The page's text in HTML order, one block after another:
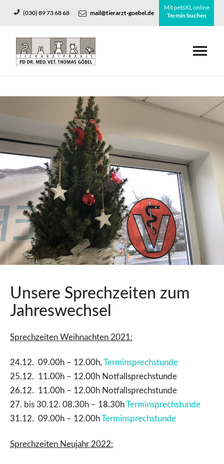
(030) 89 73 68 68 mail@tierarzt-goebel.de
Mit petsXL online
Termin buchen
Unsere Sprechzeiten zum
Jahreswechsel
Sprechzeiten Weihnachten 2021:
24.12. 09.00h – 12.00h, Terminsprechstunde
25.12. 11.00h – 12.00h Notfallsprechstunde
26.12. 11.00h – 12.00h Notfallsprechstunde
27. bis 30.12. 08.30h – 18.30hTerminsprechstunde
31.12. 09.00h – 12.00hTerminsprechstunde
Sprechzeiten Neujahr 2022: